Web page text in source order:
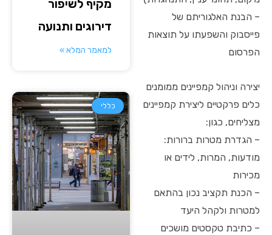
– הבנת האלגוריתם של
פייסבוק והשפעתו על תוצאות
הפרסום
יצירה וניהול קמפיינים ממומנים
כלים פרקטיים ליצירת קמפיינים
מצליחים, כגון:
– הגדרת מטרות ברורות:
מודעות, המרות, לידים או
מכירות
– הכנת תקציב נכון בהתאם
למטרות ולקהל היעד
– כתיבת טקסטים מושכים
מקיף לשיפור
דירוגים ותנועה
למאמר המלא »
כללי